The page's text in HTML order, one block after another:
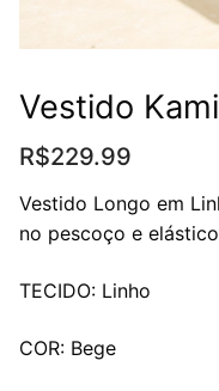
Vestido
R$229.99
Vestido Longo em
no pescoço e
TECIDO: Linho
COR: Bege